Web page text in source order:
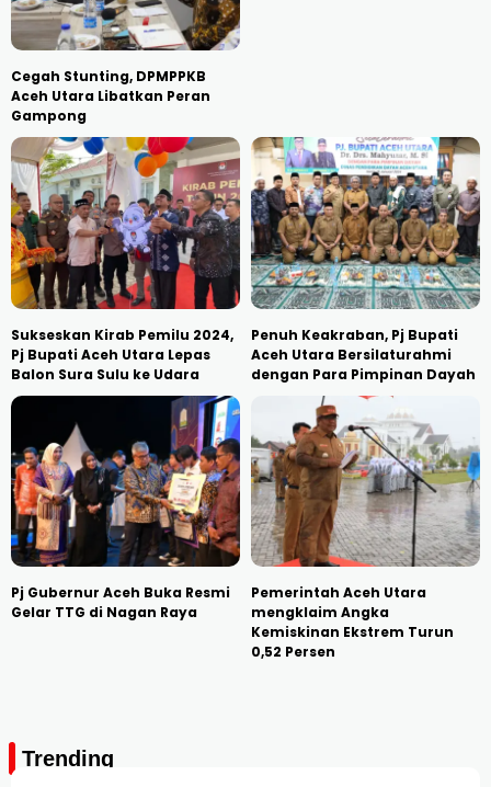
Cegah Stunting, DPMPPKB
Aceh Utara Libatkan Peran
Gampong
Sukseskan Kirab Pemilu 2024,
Pj Bupati Aceh Utara Lepas
Balon Sura Sulu ke Udara
Penuh Keakraban, Pj Bupati
Aceh Utara Bersilaturahmi
dengan Para Pimpinan Dayah
Pj Gubernur Aceh Buka Resmi
Gelar TTG di Nagan Raya
Pemerintah Aceh Utara
mengklaim Angka
Kemiskinan Ekstrem Turun
0,52 Persen
Trending